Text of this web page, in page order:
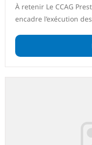
À retenir Le CCAG
encadre l’exécution